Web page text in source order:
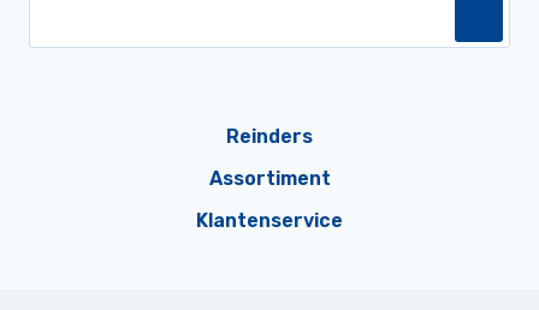
Reinders
Assortiment
Klantenservice